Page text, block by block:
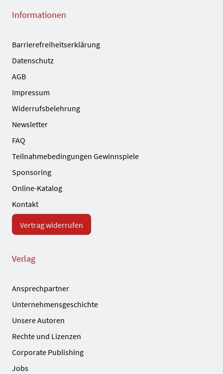
Informationen
Barrierefreiheitserklärung
Datenschutz
AGB
Impressum
Widerrufsbelehrung
Newsletter
FAQ
Teilnahmebedingungen Gewinnspiele
Sponsoring
Online-Katalog
Kontakt
Vertrag widerrufen
Verlag
Ansprechpartner
Unternehmensgeschichte
Unsere Autoren
Rechte und Lizenzen
Corporate Publishing
Jobs